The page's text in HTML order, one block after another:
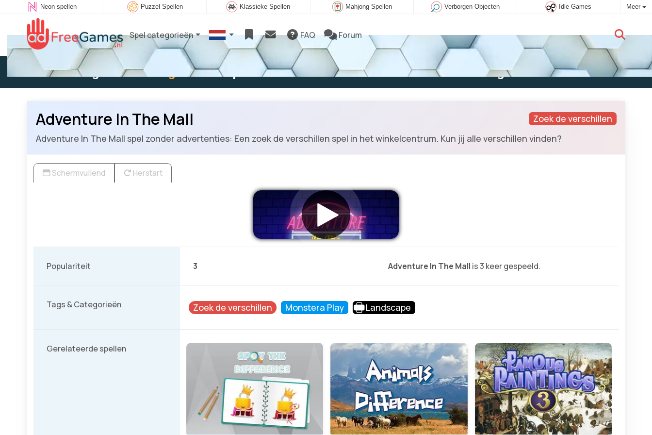
Neon spellen Puzzel Spellen Klassieke Spellen Mahjong Spellen Verborgen Objecten Idle Games Meer
Spel categorieën FAQ Forum
Bestaande gebruiker: Log inom te spelen Nieuwe gebruiker:Aanmelden
Zoek de verschillen
Adventure In The Mall
Adventure In The Mall spel zonder advertenties: Een zoek de verschillen spel in het winkelcentrum. Kun jij alle verschillen vinden?
Schermvullend Herstart
Populariteit 3 Adventure In The Mall is 3 keer gespeeld.
Tags & Categorieën Zoek de verschillen Monstera Play Landscape
Gerelateerde spellen